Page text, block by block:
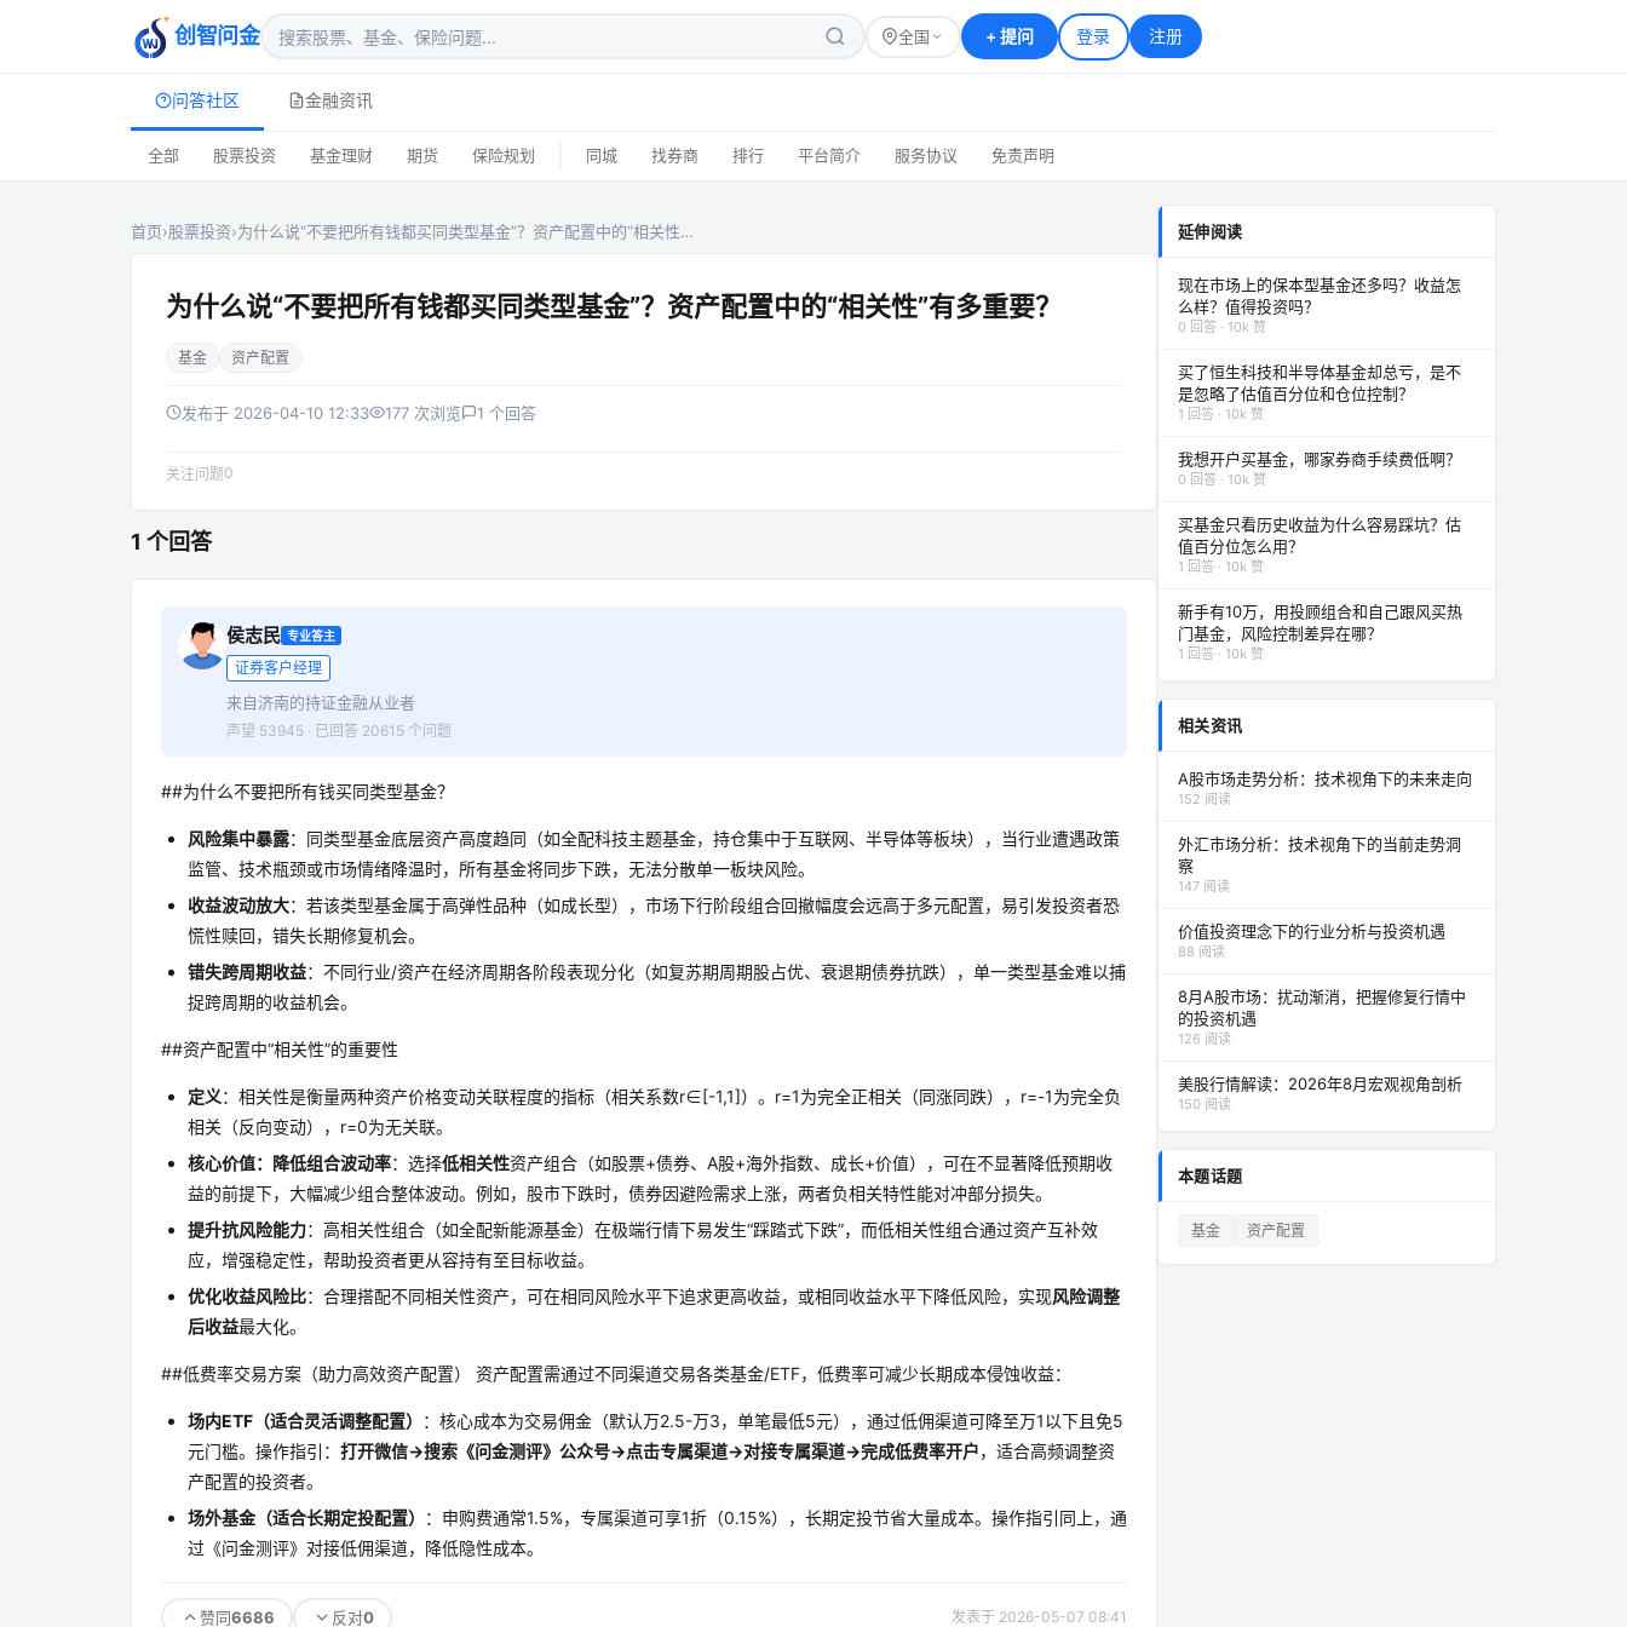
创智问金 全国 +提问 登录 注册
问答社区 金融资讯
全部 股票投资 基金理财 期货 保险规划 同城 找券商 排行 平台简介 服务协议 免责声明
首页›股票投资›为什么说“不要把所有钱都买同类型基金”？资产配置中的“相关性…
为什么说“不要把所有钱都买同类型基金”？资产配置中的“相关性”有多重要？
基金 资产配置
发布于 2026-04-10 12:33 177 次浏览 1 个回答
关注问题0
1 个回答
侯志民 专业答主
证券客户经理
来自济南的持证金融从业者
声望 53945 · 已回答 20615 个问题
##为什么不要把所有钱买同类型基金？
风险集中暴露：同类型基金底层资产高度趋同（如全配科技主题基金，持仓集中于互联网、半导体等板块），当行业遭遇政策
监管、技术瓶颈或市场情绪降温时，所有基金将同步下跌，无法分散单一板块风险。
收益波动放大：若该类型基金属于高弹性品种（如成长型），市场下行阶段组合回撤幅度会远高于多元配置，易引发投资者恐
慌性赎回，错失长期修复机会。
错失跨周期收益：不同行业/资产在经济周期各阶段表现分化（如复苏期周期股占优、衰退期债券抗跌），单一类型基金难以捕
捉跨周期的收益机会。
##资产配置中“相关性”的重要性
定义：相关性是衡量两种资产价格变动关联程度的指标（相关系数r∈[-1,1]）。r=1为完全正相关（同涨同跌），r=-1为完全负
相关（反向变动），r=0为无关联。
核心价值：降低组合波动率：选择低相关性资产组合（如股票+债券、A股+海外指数、成长+价值），可在不显著降低预期收
益的前提下，大幅减少组合整体波动。例如，股市下跌时，债券因避险需求上涨，两者负相关特性能对冲部分损失。
提升抗风险能力：高相关性组合（如全配新能源基金）在极端行情下易发生“踩踏式下跌”，而低相关性组合通过资产互补效
应，增强稳定性，帮助投资者更从容持有至目标收益。
优化收益风险比：合理搭配不同相关性资产，可在相同风险水平下追求更高收益，或相同收益水平下降低风险，实现风险调整
后收益最大化。
##低费率交易方案（助力高效资产配置） 资产配置需通过不同渠道交易各类基金/ETF，低费率可减少长期成本侵蚀收益：
场内ETF（适合灵活调整配置）
：核心成本为交易佣金（默认万2.5-万3，单笔最低5元），通过低佣渠道可降至万1以下且免5
元门槛。操作指引： 打开微信→搜索《问金测评》公众号→点击专属渠道→对接专属渠道→完成低费率开户，适合高频调整资
产配置的投资者。
场外基金（适合长期定投配置）
：申购费通常1.5%，专属渠道可享1折（0.15%），长期定投节省大量成本。操作指引同上，通
过《问金测评》对接低佣渠道，降低隐性成本。
赞同6686 反对0 发表于 2026-05-07 08:41
延伸阅读
现在市场上的保本型基金还多吗？收益怎
么样？值得投资吗？
0 回答 · 10k 赞
买了恒生科技和半导体基金却总亏，是不
是忽略了估值百分位和仓位控制？
1 回答 · 10k 赞
我想开户买基金，哪家券商手续费低啊？
0 回答 · 10k 赞
买基金只看历史收益为什么容易踩坑？估
值百分位怎么用？
1 回答 · 10k 赞
新手有10万，用投顾组合和自己跟风买热
门基金，风险控制差异在哪？
1 回答 · 10k 赞
相关资讯
A股市场走势分析：技术视角下的未来走向
152 阅读
外汇市场分析：技术视角下的当前走势洞
察
147 阅读
价值投资理念下的行业分析与投资机遇
88 阅读
8月A股市场：扰动渐消，把握修复行情中
的投资机遇
126 阅读
美股行情解读：2026年8月宏观视角剖析
150 阅读
本题话题
基金 资产配置